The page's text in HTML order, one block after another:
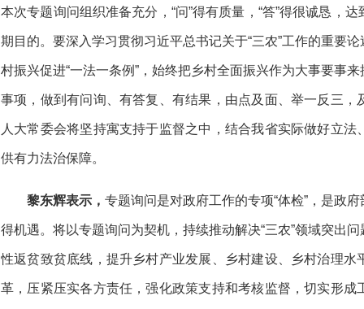
本次专题询问组织准备充分，“问”得有质量，“答”得很诚恳，
期目的。要深入学习贯彻习近平总书记关于“三农”工作的重要
村振兴促进“一法一条例”，始终把乡村全面振兴作为大事要事
事项，做到有问询、有答复、有结果，由点及面、举一反三
人大常委会将坚持寓支持于监督之中，结合我省实际做好立
供有力法治保障。
黎东辉表示， 专题询问是对政府工作的专项“体检”，是政
得机遇。将以专题询问为契机，持续推动解决“三农”领域突出
性返贫致贫底线，提升乡村产业发展、乡村建设、乡村治理
革，压紧压实各方责任，强化政策支持和考核监督，切实形